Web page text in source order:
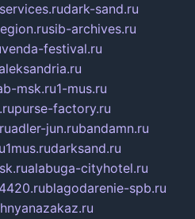
dark-sand.ru
sib-archives.ru
venda-festival.ru
msk.ru1-mus.ru
purse-factory.ru
adler-jun.rubandamn.ru
1mus.rudarksand.ru
alabuga-cityhotel.ru
blagodarenie-spb.ru